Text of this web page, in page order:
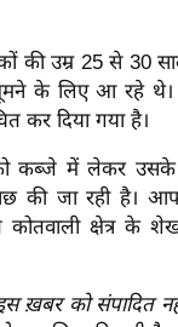
की उम्र 25 से 30
के लिए आ रहे थे।
कर दिया गया है।
को कब्जे में लेकर
की जा रही है।
क्षेत्र के
इस ख़बर को संपादित